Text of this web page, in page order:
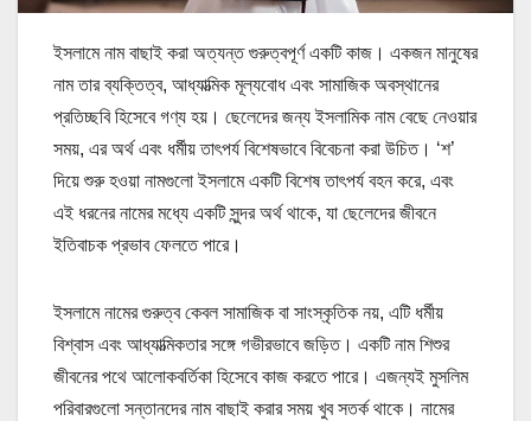
ইসলামে নাম বাছাই করা অত্যন্ত গুরুত্বপূর্ণ একটি কাজ। একজন মানুষের
নাম তার ব্যক্তিত্ব, আধ্যাত্মিক মূল্যবোধ এবং সামাজিক অবস্থানের
প্রতিচ্ছবি হিসেবে গণ্য হয়। ছেলেদের জন্য ইসলামিক নাম বেছে নেওয়ার
সময়, এর অর্থ এবং ধর্মীয় তাৎপর্য বিশেষভাবে বিবেচনা করা উচিত। ‘শ’
দিয়ে শুরু হওয়া নামগুলো ইসলামে একটি বিশেষ তাৎপর্য বহন করে, এবং
এই ধরনের নামের মধ্যে একটি সুন্দর অর্থ থাকে, যা ছেলেদের জীবনে
ইতিবাচক প্রভাব ফেলতে পারে।
ইসলামে নামের গুরুত্ব কেবল সামাজিক বা সাংস্কৃতিক নয়, এটি ধর্মীয়
বিশ্বাস এবং আধ্যাত্মিকতার সঙ্গে গভীরভাবে জড়িত। একটি নাম শিশুর
জীবনের পথে আলোকবর্তিকা হিসেবে কাজ করতে পারে। এজন্যই মুসলিম
পরিবারগুলো সন্তানদের নাম বাছাই করার সময় খুব সতর্ক থাকে। নামের